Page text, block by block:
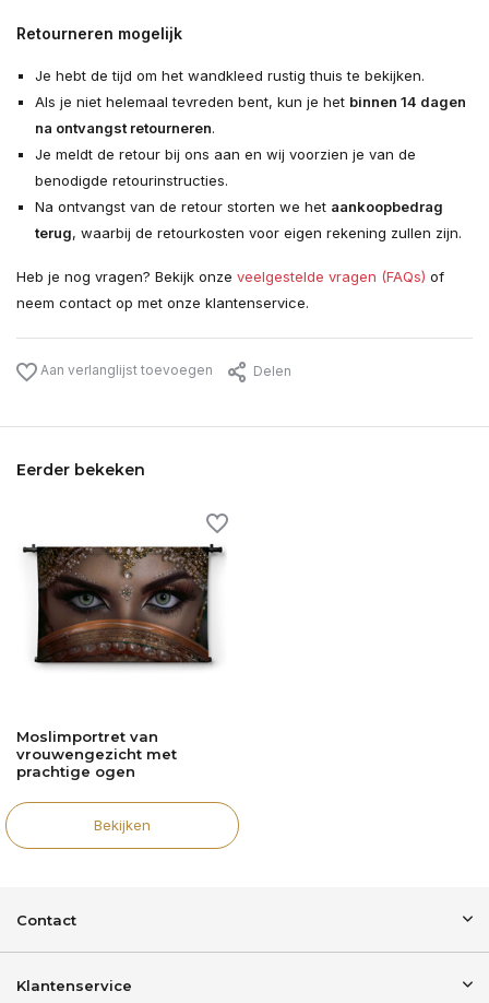
Retourneren mogelijk
Je hebt de tijd om het wandkleed rustig thuis te bekijken.
Als je niet helemaal tevreden bent, kun je het binnen 14 dagen
na ontvangst retourneren.
Je meldt de retour bij ons aan en wij voorzien je van de
benodigde retourinstructies.
Na ontvangst van de retour storten we het aankoopbedrag
terug, waarbij de retourkosten voor eigen rekening zullen zijn.
Heb je nog vragen? Bekijk onze veelgestelde vragen (FAQs) of
neem contact op met onze klantenservice.
Aan verlanglijst toevoegen Delen
Eerder bekeken
Moslimportret van
vrouwengezicht met
prachtige ogen
Bekijken
Contact
Klantenservice